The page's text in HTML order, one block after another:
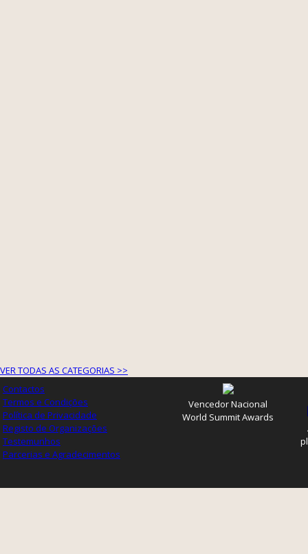
VER TODAS AS CATEGORIAS >>
Contactos
Termos e Condições
Política de Privacidade
Registo de Organizações
Testemunhos
Parcerias e Agradecimentos
Vencedor Nacional
World Summit Awards